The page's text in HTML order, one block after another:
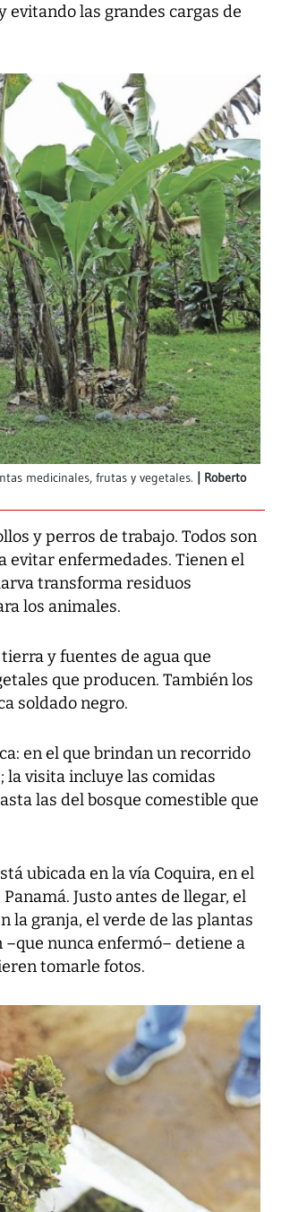
las grandes cargas de
medicinales, frutas y vegetales.
Roberto
y perros de trabajo. Todos son
evitar enfermedades. Tienen el
transforma residuos
los animales.
y fuentes de agua que
que producen. También los
soldado negro.
en el que brindan un recorrido
la visita incluye las comidas
las del bosque comestible que
ubicada en la vía Coquira, en el
Justo antes de llegar, el
la granja, el verde de las plantas
–que nunca enfermó– detiene a
tomarle fotos.